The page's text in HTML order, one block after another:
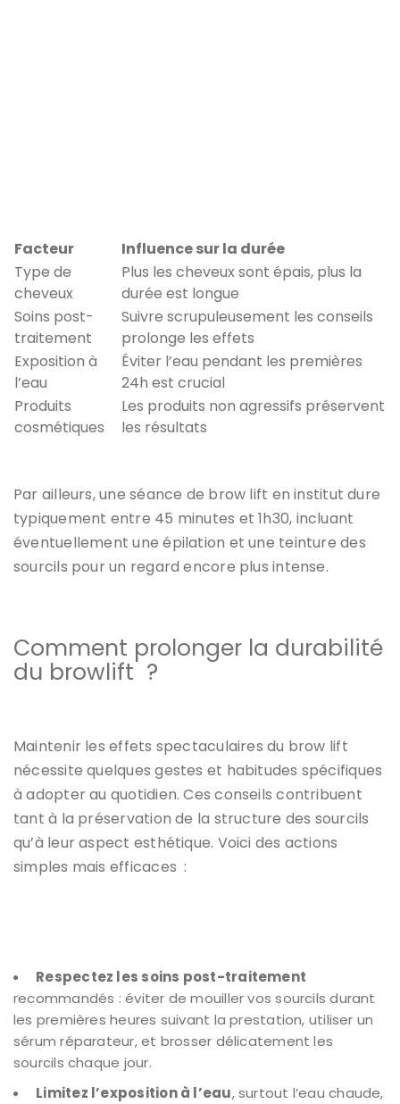
Facteur
Influence sur la durée
Type de
cheveux
Plus les cheveux sont épais, plus la
durée est longue
Soins post-
traitement
Suivre scrupuleusement les conseils
prolonge les effets
Exposition à
l’eau
Éviter l’eau pendant les premières
24h est crucial
Produits
cosmétiques
Les produits non agressifs préservent
les résultats
Par ailleurs, une séance de brow lift en institut dure
typiquement entre 45 minutes et 1h30, incluant
éventuellement une épilation et une teinture des
sourcils pour un regard encore plus intense.
Comment prolonger la durabilité
du browlift ?
Maintenir les effets spectaculaires du brow lift
nécessite quelques gestes et habitudes spécifiques
à adopter au quotidien. Ces conseils contribuent
tant à la préservation de la structure des sourcils
qu’à leur aspect esthétique. Voici des actions
simples mais efficaces :
Respectez les soins post-traitement
recommandés : éviter de mouiller vos sourcils durant
les premières heures suivant la prestation, utiliser un
sérum réparateur, et brosser délicatement les
sourcils chaque jour.
Limitez l’exposition à l’eau, surtout l’eau chaude,